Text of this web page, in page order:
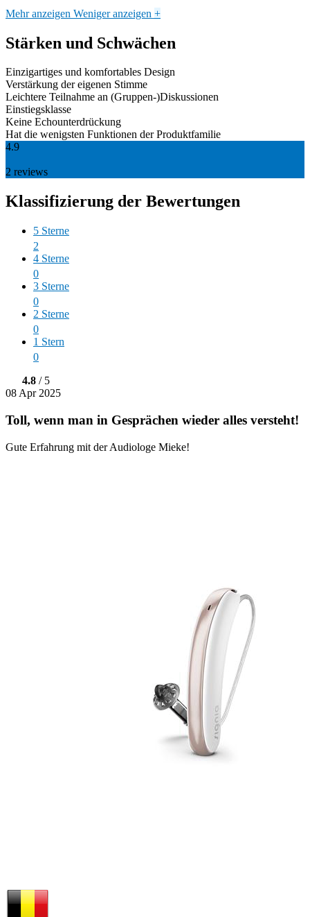
Mehr anzeigen Weniger anzeigen +
Stärken und Schwächen
Einzigartiges und komfortables Design
Verstärkung der eigenen Stimme
Leichtere Teilnahme an (Gruppen-)Diskussionen
Einstiegsklasse
Keine Echounterdrückung
Hat die wenigsten Funktionen der Produktfamilie
4.9
2 reviews
Klassifizierung der Bewertungen
5 Sterne
2
4 Sterne
0
3 Sterne
0
2 Sterne
0
1 Stern
0
4.8 / 5
08 Apr 2025
Toll, wenn man in Gesprächen wieder alles versteht!
Gute Erfahrung mit der Audiologe Mieke!